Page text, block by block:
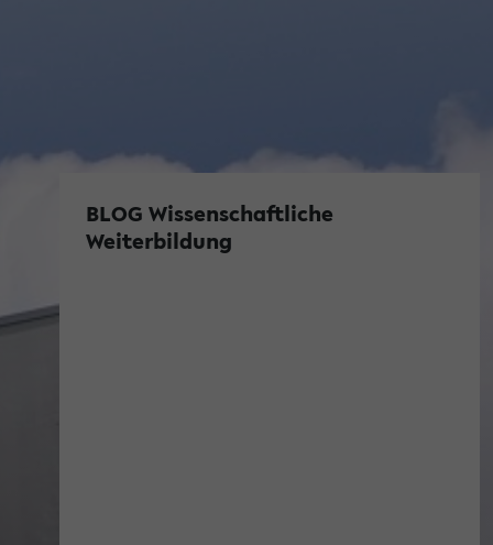
BLOG Wissenschaftliche
Weiterbildung